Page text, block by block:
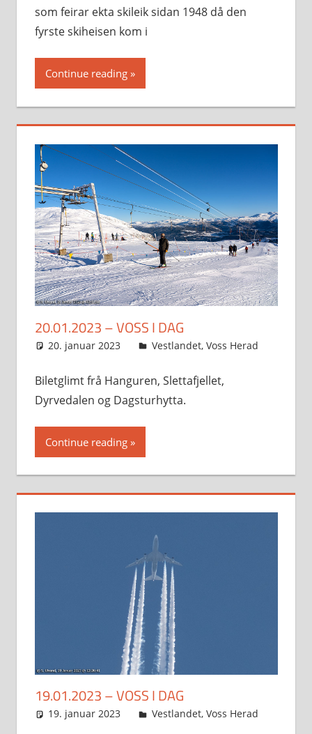
som feirar ekta skileik sidan 1948 då den
fyrste skiheisen kom i
Continue reading
20.01.2023 – VOSS I DAG
20. januar 2023 Svein
Vestlandet, Voss Herad
Biletglimt frå Hanguren, Slettafjellet,
Dyrvedalen og Dagsturhytta.
Continue reading
19.01.2023 – VOSS I DAG
19. januar 2023 Svein
Vestlandet, Voss Herad